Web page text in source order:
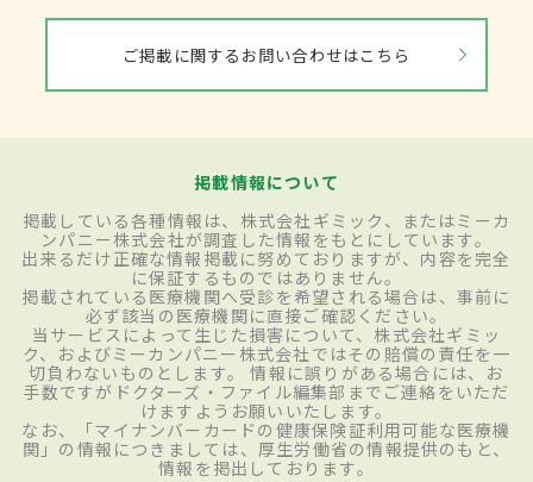
ご掲載に関するお問い合わせはこちら
掲載情報について
掲載している各種情報は、株式会社ギミック、またはミーカ
ンパニー株式会社が調査した情報をもとにしています。
出来るだけ正確な情報掲載に努めておりますが、内容を完全
に保証するものではありません。
掲載されている医療機関へ受診を希望される場合は、事前に
必ず該当の医療機関に直接ご確認ください。
当サービスによって生じた損害について、株式会社ギミッ
ク、およびミーカンパニー株式会社ではその賠償の責任を一
切負わないものとします。 情報に誤りがある場合には、お
手数ですがドクターズ・ファイル編集部までご連絡をいただ
けますようお願いいたします。
なお、「マイナンバーカードの健康保険証利用可能な医療機
関」の情報につきましては、厚生労働省の情報提供のもと、
情報を掲出しております。